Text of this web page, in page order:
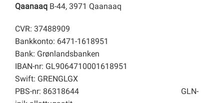
Qaanaaq B-44, 3971 Qaanaaq
CVR: 37488909
Bankkonto: 6471-1618951
Bank: Grønlandsbanken
IBAN-nr: GL9064710001618951
Swift: GRENGLGX
PBS-nr: 86318644 GLN-